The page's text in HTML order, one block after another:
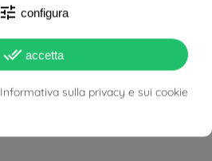
Donna
tune configura
done_all accetta
Informativa sulla privacy e sui cookie